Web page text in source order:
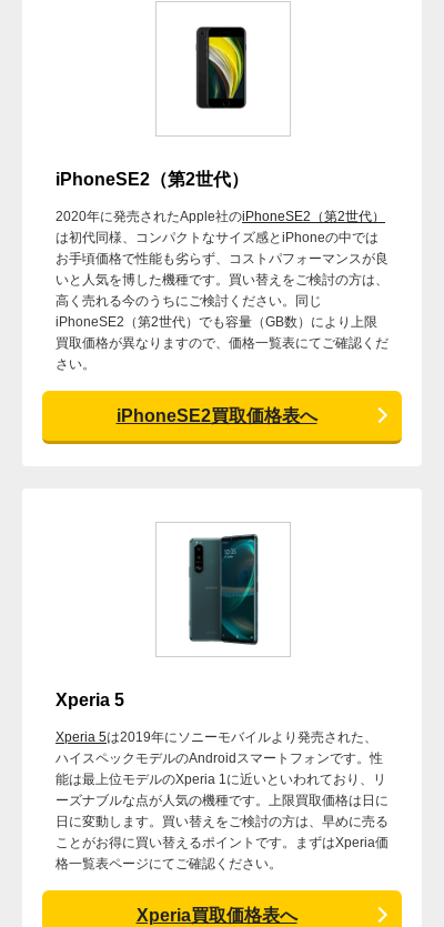
iPhoneSE2（第2世代）
2020年に発売されたApple社のiPhoneSE2（第2世代）
は初代同様、コンパクトなサイズ感とiPhoneの中では
お手頃価格で性能も劣らず、コストパフォーマンスが良
いと人気を博した機種です。買い替えをご検討の方は、
高く売れる今のうちにご検討ください。同じ
iPhoneSE2（第2世代）でも容量（GB数）により上限
買取価格が異なりますので、価格一覧表にてご確認くだ
さい。
iPhoneSE2買取価格表へ
Xperia 5
Xperia 5は2019年にソニーモバイルより発売された、
ハイスペックモデルのAndroidスマートフォンです。性
能は最上位モデルのXperia 1に近いといわれており、リ
ーズナブルな点が人気の機種です。上限買取価格は日に
日に変動します。買い替えをご検討の方は、早めに売る
ことがお得に買い替えるポイントです。まずはXperia価
格一覧表ページにてご確認ください。
Xperia買取価格表へ